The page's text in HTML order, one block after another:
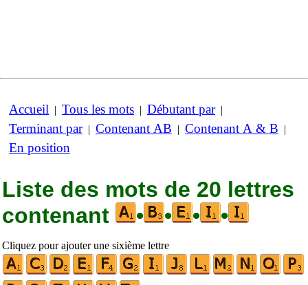
Accueil | Tous les mots | Débutant par|
Terminant par| Contenant AB | Contenant A & B |
En position
Liste des mots de 20 lettres
contenant
• • • •
Cliquez pour ajouter une sixième lettre